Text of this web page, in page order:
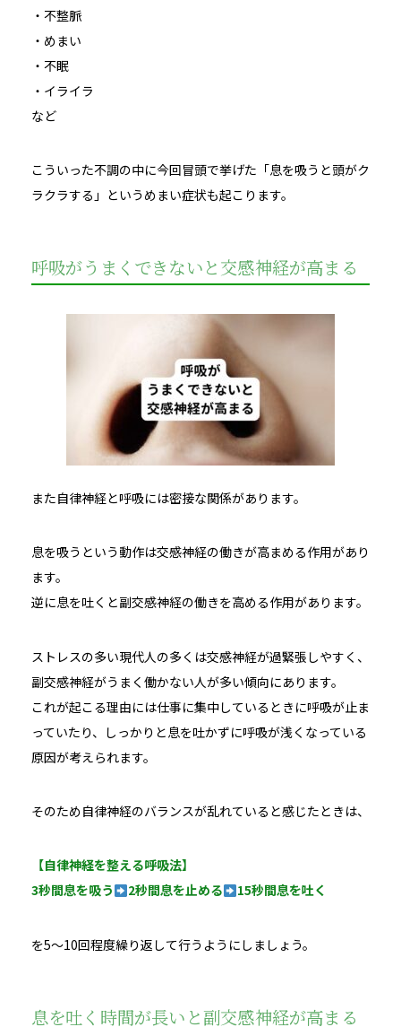
・不整脈
・めまい
・不眠
・イライラ
など
こういった不調の中に今回冒頭で挙げた「息を吸うと頭がク
ラクラする」というめまい症状も起こります。
呼吸がうまくできないと交感神経が高まる
また自律神経と呼吸には密接な関係があります。
息を吸うという動作は交感神経の働きが高まめる作用があり
ます。
逆に息を吐くと副交感神経の働きを高める作用があります。
ストレスの多い現代人の多くは交感神経が過緊張しやすく、
副交感神経がうまく働かない人が多い傾向にあります。
これが起こる理由には仕事に集中しているときに呼吸が止ま
っていたり、しっかりと息を吐かずに呼吸が浅くなっている
原因が考えられます。
そのため自律神経のバランスが乱れていると感じたときは、
【自律神経を整える呼吸法】
3秒間息を吸う
2秒間息を止める 15秒間息を吐く
を5～10回程度繰り返して行うようにしましょう。
息を吐く時間が長いと副交感神経が高まる